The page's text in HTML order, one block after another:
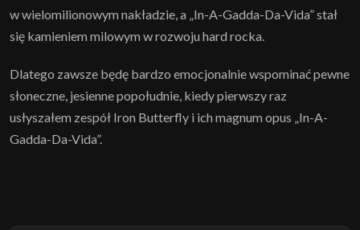
w wielomilionowym nakładzie, a „In-A-Gadda-Da-Vida” stał
się kamieniem milowym w rozwoju hard rocka.
Dlatego zawsze będę bardzo emocjonalnie wspominać pewne
słoneczne, jesienne popołudnie, kiedy pierwszy raz
usłyszałem zespół Iron Butterfly i ich magnum opus „In-A-
Gadda-Da-Vida”.